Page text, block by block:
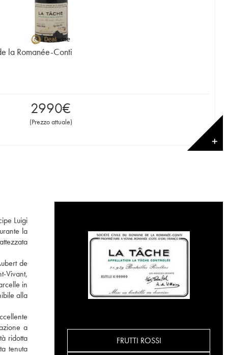
la Romanée-Conti
2990€
(Prezzo attuale)
✕
Luigi
la
de
Vivant,
in
alla
a
ridotta
tenuta
FRUTTI ROSSI